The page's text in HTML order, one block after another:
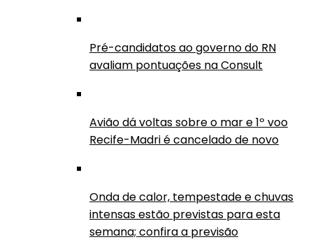
Pré-candidatos ao governo do RN
avaliam pontuações na Consult
Avião dá voltas sobre o mar e 1º voo
Recife-Madri é cancelado de novo
Onda de calor, tempestade e chuvas
intensas estão previstas para esta
semana; confira a previsão